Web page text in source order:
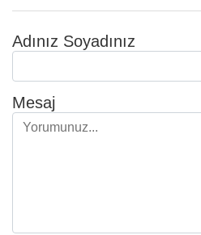
Adınız Soyadınız
Mesaj